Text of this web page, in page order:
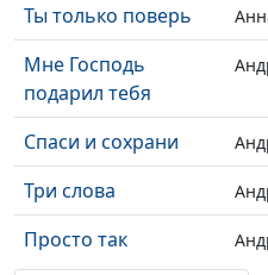
Ты только поверь
Мне Господь
подарил тебя
Спаси и сохрани
Три слова
Просто так